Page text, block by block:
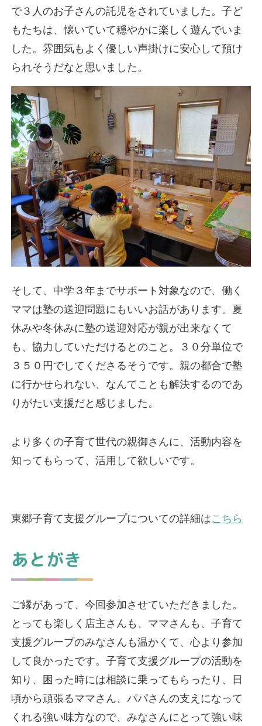
で３人のお子さんの託児をされていました。子ど
もたちは、懐いていて穏やかに楽しく遊んでいま
した。雰囲気もよく優しい声掛けに安心して預け
られそうだなと思いました。
そして、中学３年までサポート対象なので、働く
ママは塾の送迎問題にもいいお話があります。夏
休みや冬休みに塾の送迎対応が親が出来なくて
も、協力していただけるとのこと。３０分単位で
３５０円でしてくださるそうです。親の都合で塾
に行かせられない、なんてことも解決するのであ
りがたい支援だと感じました。
より多くの子育て世代の親御さんに、活動内容を
知ってもらって、活用して欲しいです。
東郷子育て支援グループについての詳細はこちら
あとがき
ご縁があって、今回参加させていただきました。
とっても楽しく店主さんも、ママさんも、子育て
支援グループのみなさんも温かくて、心より参加
して良かったです。子育て支援グループの活動を
知り、困った時には相談に乗ってもらったり、日
頃から頑張るママさん、パパさんの支えになって
くれる強い味方なので、みなさんにとって強い味